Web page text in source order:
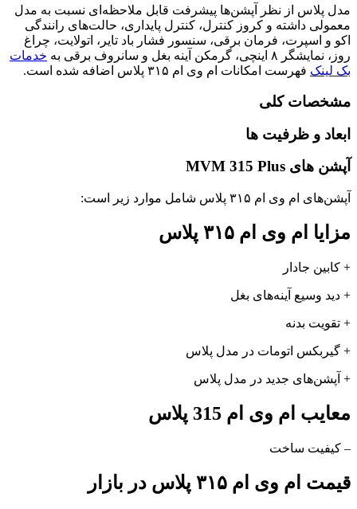
مدل پلاس از نظر آپشن‌ها پیشرفت قابل ملاحظه‌ای نسبت به مدل
معمولی داشته و کروز کنترل، کنترل پایداری، حالت‌های رانندگی
اکو و اسپرت، فرمان برقی، سنسور فشار باد تایر، اتولایت، چراغ
روز، نمایشگر ۸ اینچی، گرمکن آینه بغل و سانروف برقی به
خدمات
بک لینک فهرست امکانات ام وی ام ۳۱۵ پلاس اضافه شده است.
مشخصات کلی
ابعاد و ظرفیت ‌ها
آپشن های MVM 315 Plus
آپشن‌های ام وی ام ۳۱۵ پلاس شامل موارد زیر است:
مزایا ام وی ام ۳۱۵ پلاس
+ کابین جادار
+ دید وسیع آینه‌های بغل
+ تقویت بدنه
+ گیربکس اتومات در مدل پلاس
+ آپشن‌های جدید در مدل پلاس
معایب ام وی ام 315 پلاس
– کیفیت ساخت
قیمت ام وی ام ۳۱۵ پلاس در بازار